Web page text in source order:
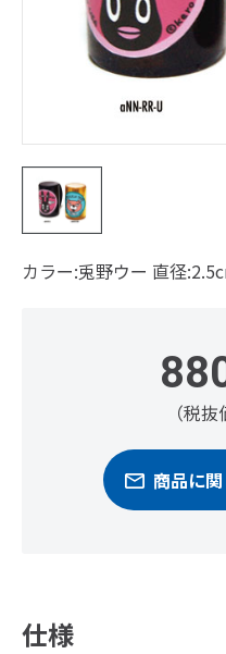
カラー:兎野ウー 直径
（税
商品に
仕様